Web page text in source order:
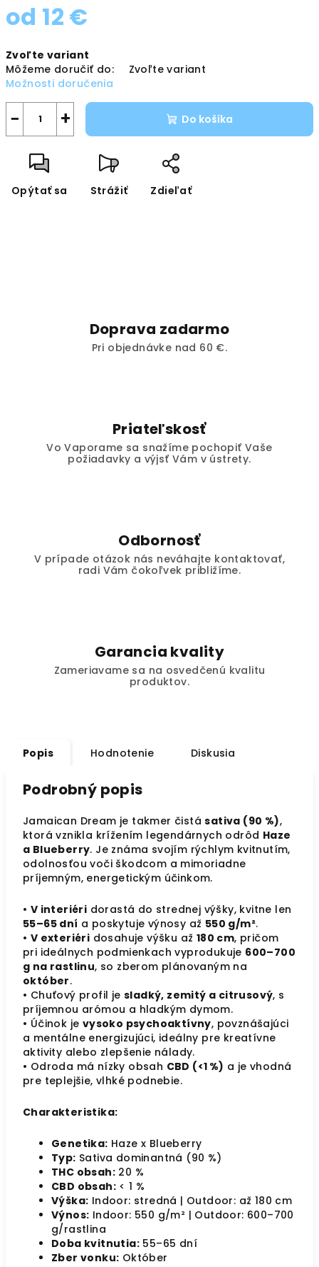
od 12 €
cena:
Zvoľte variant
Môžeme doručiť do:
Zvoľte variant
Možnosti doručenia
+
− Do košíka
Opýtať sa Strážiť Zdieľať
Doprava zadarmo
Pri objednávke nad 60 €.
Priateľskosť
Vo Vaporame sa snažíme pochopiť Vaše
požiadavky a výjsť Vám v ústrety.
Odbornosť
V prípade otázok nás neváhajte kontaktovať,
radi Vám čokoľvek približíme.
Garancia kvality
Zameriavame sa na osvedčenú kvalitu
produktov.
Popis Hodnotenie Diskusia
Podrobný popis
Jamaican Dream je takmer čistásativa (90 %),
ktorá vznikla krížením legendárnych odrôd Haze
a Blueberry. Je známa svojím rýchlym kvitnutím,
odolnosťou voči škodcom a mimoriadne
príjemným, energetickým účinkom.
• V interiéri dorastá do strednej výšky, kvitne len
55–65 dní a poskytuje výnosy až 550 g/m².
• V exteriéri dosahuje výšku až 180 cm, pričom
pri ideálnych podmienkach vyprodukuje 600–700
g na rastlinu, so zberom plánovaným na
október.
• Chuťový profil je sladký, zemitý a citrusový, s
príjemnou arómou a hladkým dymom.
• Účinok je vysoko psychoaktívny, povznášajúci
a mentálne energizujúci, ideálny pre kreatívne
aktivity alebo zlepšenie nálady.
• Odroda má nízky obsah CBD (<1 %) a je vhodná
pre teplejšie, vlhké podnebie.
Charakteristika:
Genetika: Haze x Blueberry
Typ: Sativa dominantná (90 %)
THC obsah: 20 %
CBD obsah: < 1 %
Výška: Indoor: stredná | Outdoor: až 180 cm
Výnos: Indoor: 550 g/m² | Outdoor: 600–700
g/rastlina
Doba kvitnutia: 55–65 dní
Zber vonku: Október